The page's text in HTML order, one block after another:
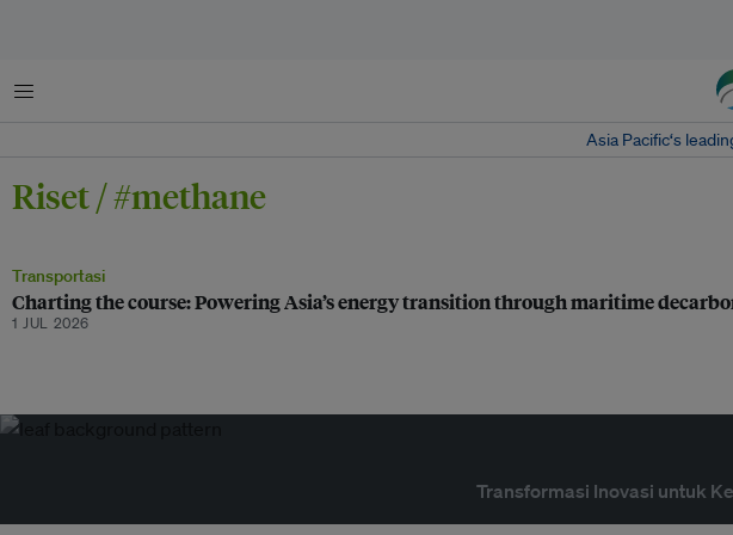
Menu
Asia Pacific‘s
Riset / #methane
Transportasi
Charting the course: Powering Asia’s energy transition through maritime
1 JUL 2026
Transformasi Inovasi untuk